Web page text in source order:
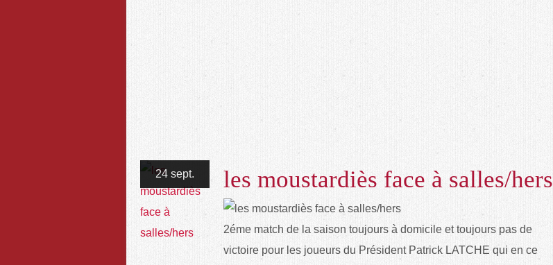
24 sept. les moustardiès face à salles/hers
2éme match de la saison toujours à domicile et toujours pas de
victoire pour les joueurs du Président Patrick LATCHE qui en ce